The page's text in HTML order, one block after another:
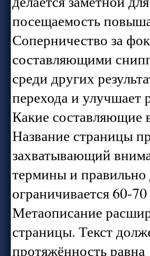
посещаемость
Соперничество за
составляющими
среди других
перехода и улучшает
Какие составляющие
Название страницы
захватывающий
термины и правильно
ограничивается 60-
Метаописание
страницы. Текст
протяжённость равна